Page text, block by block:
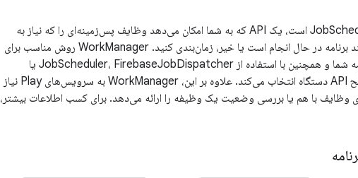
یک جایگزین جدید برای JobScheduler، WorkManager است، یک API که به شما امکان می‌دهد وظایف پس‌زمینه‌ای را که نیاز به
تکمیل تضمین‌شده دارند، صرف نظر از اینکه فرآیند برنامه در حال انجام است یا خیر، زمان‌بندی کنید. WorkManager روش مناسب برای
اجرای کار (یا مستقیماً روی یک نخ در فرآیند برنامه شما و همچنین با استفاده از JobScheduler، FirebaseJobDispatcher یا
AlarmManager) را بر اساس عواملی مانند سطح API دستگاه انتخاب می‌کند. علاوه بر این، WorkManager به سرویس‌های Play نیاز
وظایف با هم یا بررسی وضعیت یک وظیفه را ارائه می‌دهد. برای کسب اطلاعات بیشتر،